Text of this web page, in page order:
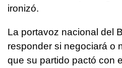
ironizó.
La portavoz nacional del
responder si negociará o
que su partido pactó con